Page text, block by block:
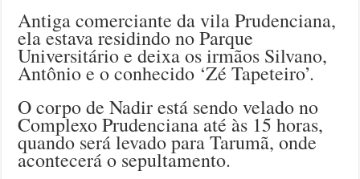
Antiga comerciante da vila Prudenciana,
ela estava residindo no Parque
Universitário e deixa os irmãos Silvano,
Antônio e o conhecido ‘Zé Tapeteiro’.
O corpo de Nadir está sendo velado no
Complexo Prudenciana até às 15 horas,
quando será levado para Tarumã, onde
acontecerá o sepultamento.